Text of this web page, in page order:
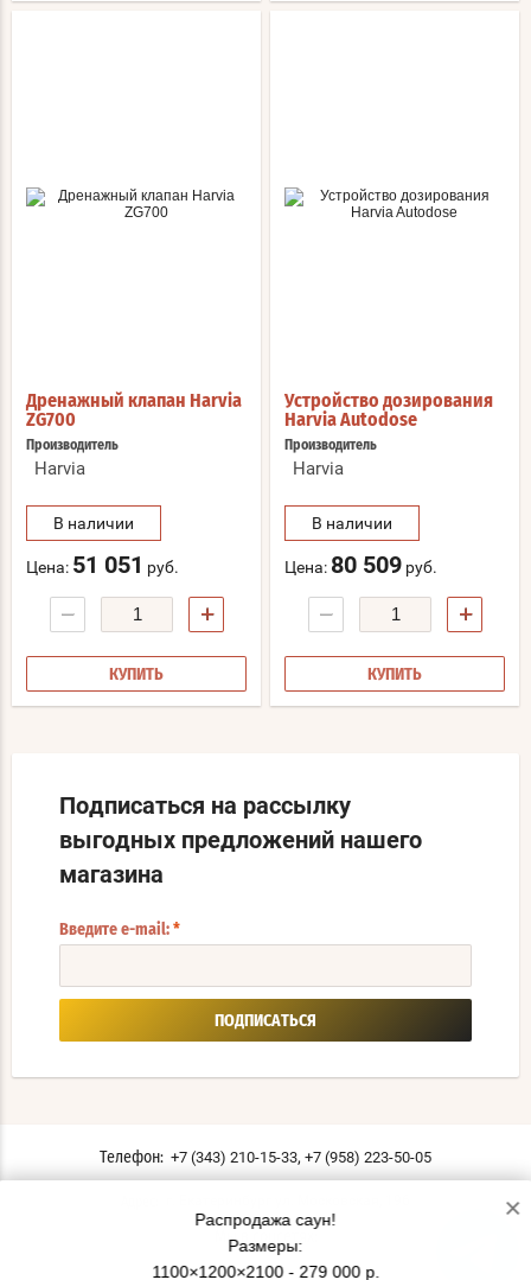
Дренажный клапан Harvia
ZG700
Производитель
Harvia
В наличии
Цена: 51 051 руб.
− +
КУПИТЬ
Устройство дозирования
Harvia Autodose
Производитель
Harvia
В наличии
Цена: 80 509 руб.
− +
КУПИТЬ
Подписаться на рассылку
выгодных предложений нашего
магазина
Введите e-mail: *
ПОДПИСАТЬСЯ
Телефон: +7 (343) 210-15-33, +7 (958) 223-50-05
Мы в соцсетях:
Распродажа саун!
Размеры:
1100×1200×2100 - 279 000 р.
×